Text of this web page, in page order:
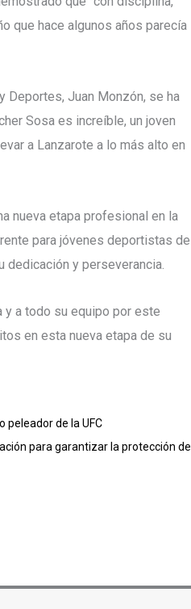
que hace algunos años parecía
Deportes, Juan Monzón, se ha
Sosa es increíble, un joven
a Lanzarote a lo más alto en
nueva etapa profesional en la
para jóvenes deportistas de
dedicación y perseverancia.
y a todo su equipo por este
en esta nueva etapa de su
peleador de la UFC
para garantizar la protección de